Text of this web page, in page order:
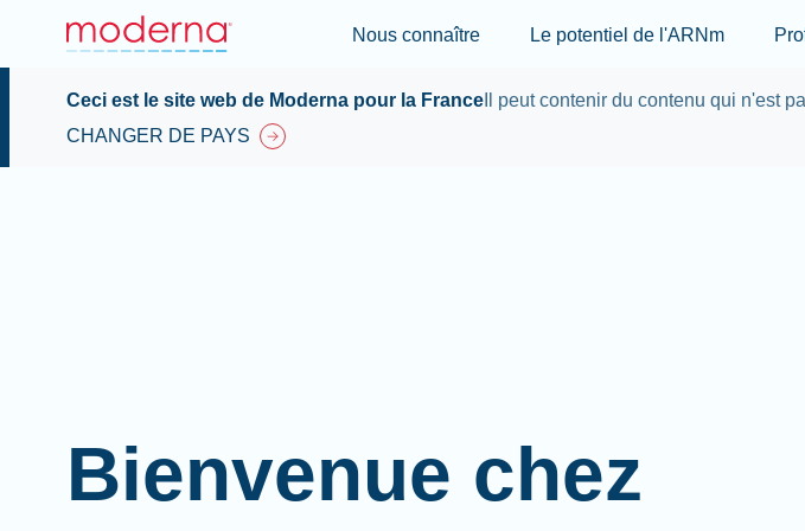
Nous connaître Le potentiel de l'ARNm
Ceci est le site web de Moderna pour la France Il peut contenir du contenu qui n'est
CHANGER DE PAYS
Bienvenue chez